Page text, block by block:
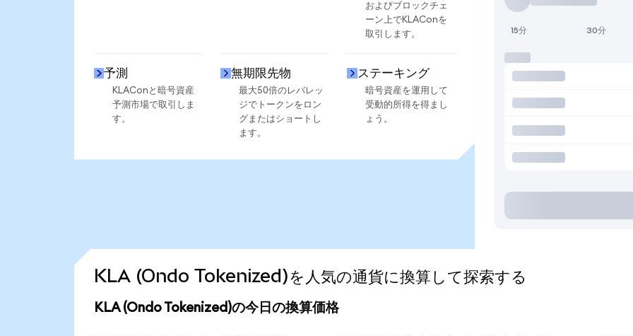
およびブロックチェ
ーン上でKLAConを
取引します。
予測
KLAConと暗号資産
予測市場で取引しま
す。
無期限先物
最大50倍のレバレッ
ジでトークンをロン
グまたはショートし
ます。
ステーキング
暗号資産を運用して
受動的所得を得まし
ょう。
15分 30分
KLA (Ondo Tokenized)を人気の通貨に換算して探索する
KLA (Ondo Tokenized)の今日の換算価格